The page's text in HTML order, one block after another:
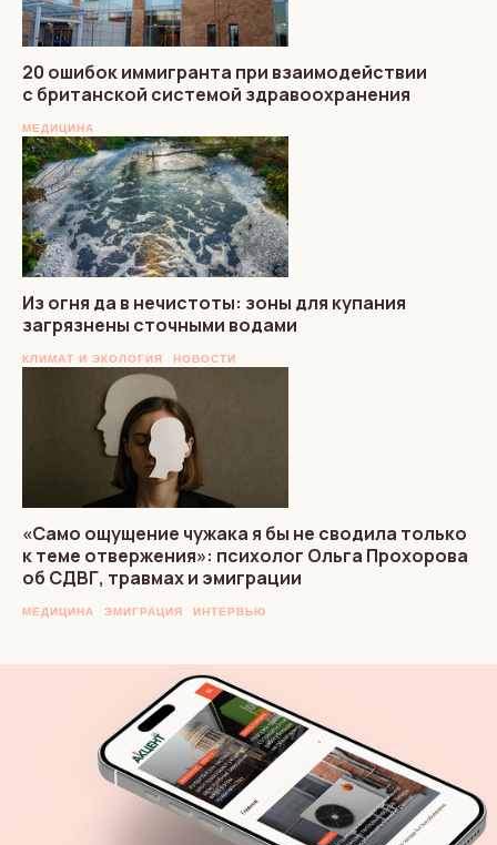
20 ошибок иммигранта при взаимодействии
с британской системой здравоохранения
МЕДИЦИНА
Из огня да в нечистоты: зоны для купания
загрязнены сточными водами
КЛИМАТ И ЭКОЛОГИЯ НОВОСТИ
«Само ощущение чужака я бы не сводила только
к теме отвержения»: психолог Ольга Прохорова
об СДВГ, травмах и эмиграции
МЕДИЦИНА ЭМИГРАЦИЯ ИНТЕРВЬЮ